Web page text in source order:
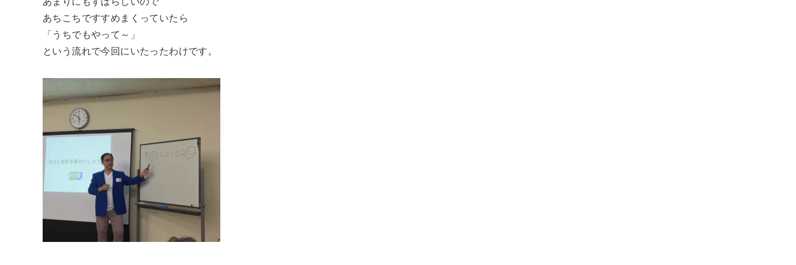
あちこちですすめまくっていたら
「うちでもやって～」
という流れで今回にいたったわけです。